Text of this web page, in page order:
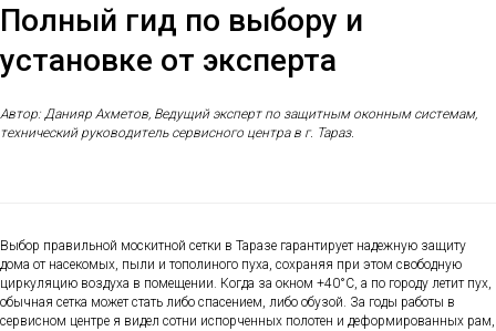
Полный гид по выбору и
установке от эксперта
Автор: Данияр Ахметов, Ведущий эксперт по защитным оконным системам,
технический руководитель сервисного центра в г. Тараз.
Выбор правильной москитной сетки в Таразе гарантирует надежную защиту
дома от насекомых, пыли и тополиного пуха, сохраняя при этом свободную
циркуляцию воздуха в помещении. Когда за окном +40°C, а по городу летит пух,
обычная сетка может стать либо спасением, либо обузой. За годы работы в
сервисном центре я видел сотни испорченных полотен и деформированных рам,